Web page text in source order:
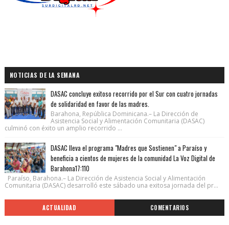
NOTICIAS DE LA SEMANA
DASAC concluye exitoso recorrido por el Sur con cuatro jornadas
de solidaridad en favor de las madres.
Barahona, República Dominicana.– La Dirección de
Asistencia Social y Alimentación Comunitaria (DASAC)
culminó con éxito un amplio recorrido ...
DASAC lleva el programa "Madres que Sostienen" a Paraíso y
beneficia a cientos de mujeres de la comunidad La Voz Digital de
Barahona17:110
Paraíso, Barahona.– La Dirección de Asistencia Social y Alimentación
Comunitaria (DASAC) desarrolló este sábado una exitosa jornada del pr...
ACTUALIDAD COMENTARIOS